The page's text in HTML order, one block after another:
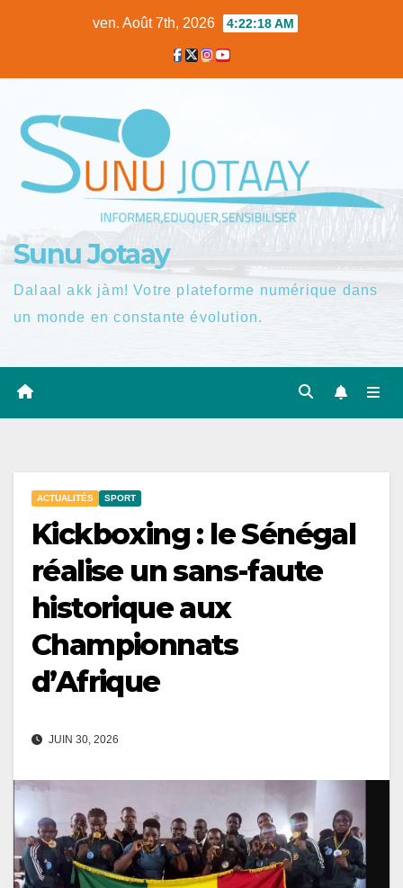
ven. Août 7th, 2026 4:22:19 AM
Sunu Jotaay
Dalaal akk jàm! Votre plateforme numérique dans
un monde en constante évolution.
ACTUALITÉS SPORT
Kickboxing : le Sénégal
réalise un sans-faute
historique aux
Championnats
d’Afrique
JUIN 30, 2026